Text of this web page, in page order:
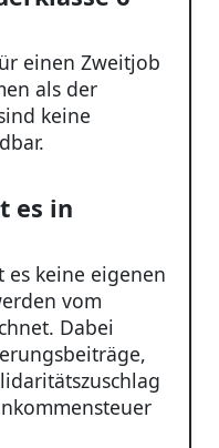
einen Zweitjob
als der
keine
es in
es keine eigenen
vom
Dabei